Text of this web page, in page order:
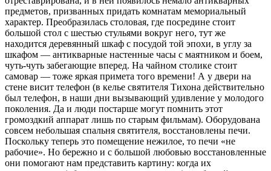
предметов, призванных придать комнатам мемориальный
характер. Преобразилась столовая, где посредине стоит
большой стол с шестью стульями вокруг него, тут же
находится деревянный шкаф с посудой той эпохи, в углу за
шкафом — антикварные настенные часы с маятником и боем,
чуть-чуть забегающие вперед. На чайном столике стоит
самовар — тоже яркая примета того времени! А у двери на
стене висит телефон (в келье святителя Тихона действительно
был телефон, в наши дни вызывающий удивление у молодого
поколения. Да и люди постарше могут помнить этот
громоздкий аппарат лишь по старым фильмам). Оборудована
совсем небольшая спальня святителя, восстановлены печи.
Поскольку теперь это помещение нежилое, то печи «не
рабочие». Но бережно и с большой любовью восстановленные
они помогают нам представить картину: когда их